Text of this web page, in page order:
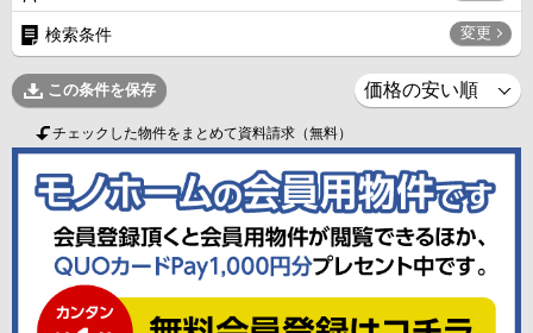
検索条件 変更
この条件を保存
チェックした物件をまとめて資料請求（無料）